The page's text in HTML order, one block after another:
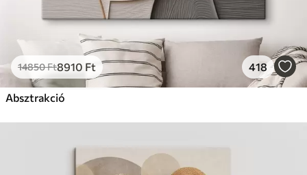
14850Ft8910 Ft 418
Absztrakció